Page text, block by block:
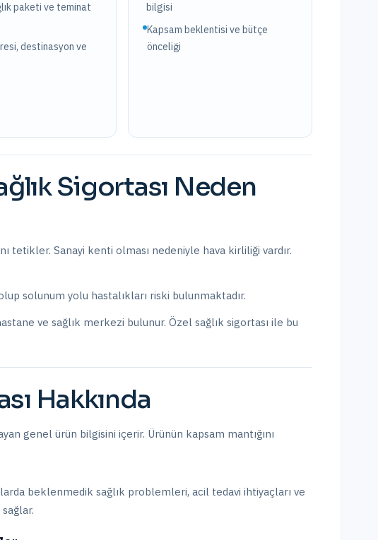
paketi ve teminat
destinasyon ve
bilgisi
Kapsam beklentisi ve bütçe
önceliği
Sigortası Neden
tetikler. Sanayi kenti olması nedeniyle hava kirliliği vardır.
solunum yolu hastalıkları riski bulunmaktadır.
ve sağlık merkezi bulunur. Özel sağlık sigortası ile bu
Hakkında
genel ürün bilgisini içerir. Ürünün kapsam mantığını
beklenmedik sağlık problemleri, acil tedavi ihtiyaçları ve